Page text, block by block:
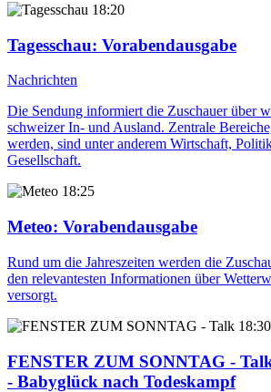
18:20
Tagesschau: Vorabendausgabe
Nachrichten
Die Sendung informiert die Zuschauer über
schweizer In- und Ausland. Zentrale
werden, sind unter anderem Wirtschaft,
Gesellschaft.
18:25
Meteo: Vorabendausgabe
Rund um die Jahreszeiten werden die
den relevantesten Informationen über
versorgt.
18:30
FENSTER ZUM SONNTAG -
- Babyglück nach Todeskampf